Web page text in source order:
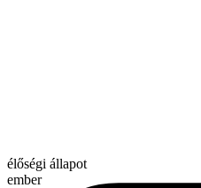
élőségi állapot
ember